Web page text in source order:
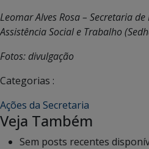
Leomar Alves Rosa – Secretaria
Assistência Social e Trabalho
Fotos: divulgação
Categorias :
Ações da Secretaria
Veja Também
Sem posts recentes